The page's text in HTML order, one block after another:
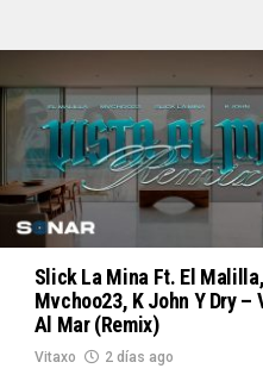
Slick La Mina Ft. El Malilla,
Mvchoo23, K John Y Dry –
Al Mar (Remix)
Vitaxo 2 días ago